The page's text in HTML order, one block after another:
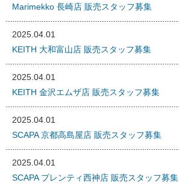
Marimekko 長崎店 販売スタッフ募集
2025.04.01
KEITH 大和富山店 販売スタッフ募集
2025.04.01
KEITH 金沢エムザ店 販売スタッフ募集
2025.04.01
SCAPA 京都高島屋店 販売スタッフ募集
2025.04.01
SCAPA プレンティ西神店 販売スタッフ募集